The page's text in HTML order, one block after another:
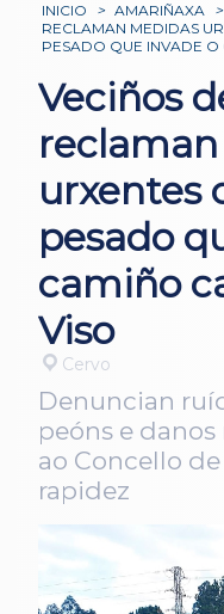
INICIO > AMARIÑAXA >
RECLAMAN MEDIDAS
PESADO QUE INVADE
Veciños
urxentes
pesado
camiño
Viso
Cervo
Denuncian
peóns e
ao Concello
rapidez